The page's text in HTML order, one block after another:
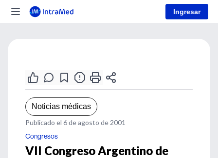
Ingresar
Noticias médicas
Publicado el 6 de agosto de 2001
Congresos
VII Congreso Argentino de